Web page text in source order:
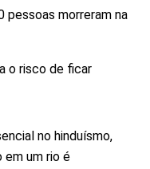
pessoas morreram na
o risco de ficar
no hinduísmo,
em um rio é